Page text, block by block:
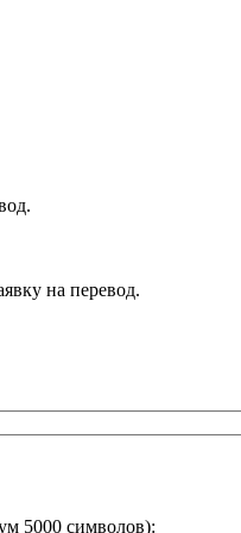
на перевод.
5000 символов):